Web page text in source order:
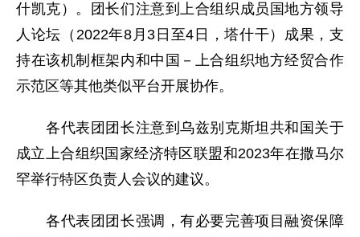
什凯克）。团长们注意到上合组织成员国地方领导
人论坛（2022年8月3日至4日，塔什干）成果，支
持在该机制框架内和中国－上合组织地方经贸合作
示范区等其他类似平台开展协作。
各代表团团长注意到乌兹别克斯坦共和国关于
成立上合组织国家经济特区联盟和2023年在撒马尔
罕举行特区负责人会议的建议。
各代表团团长强调，有必要完善项目融资保障